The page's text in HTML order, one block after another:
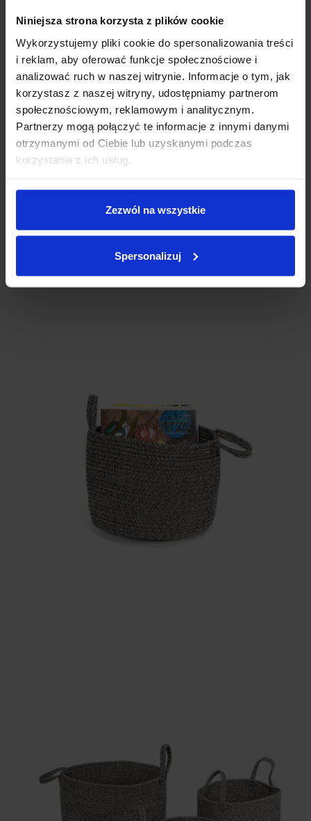
Niniejsza strona korzysta z plików cookie
Wykorzystujemy pliki cookie do spersonalizowania treści
i reklam, aby oferować funkcje społecznościowe i
analizować ruch w naszej witrynie. Informacje o tym, jak
korzystasz z naszej witryny, udostępniamy partnerom
społecznościowym, reklamowym i analitycznym.
Partnerzy mogą połączyć te informacje z innymi danymi
otrzymanymi od Ciebie lub uzyskanymi podczas
korzystania z ich usług.
Zezwól na wszystkie
Spersonalizuj